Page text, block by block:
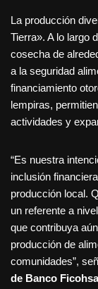
La producción
Tierra». A lo largo
cosecha de
a la seguridad
financiamiento
lempiras,
actividades y
“Es nuestra
inclusión
producción local.
un referente a
que contribuya
producción de
comunidades”,
de Banco